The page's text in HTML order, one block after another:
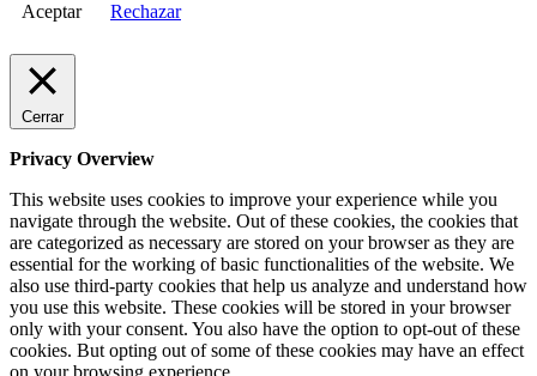
Aceptar Rechazar
Cerrar
Privacy Overview
This website uses cookies to improve your experience while you
navigate through the website. Out of these cookies, the cookies that
are categorized as necessary are stored on your browser as they are
essential for the working of basic functionalities of the website. We
also use third-party cookies that help us analyze and understand how
you use this website. These cookies will be stored in your browser
only with your consent. You also have the option to opt-out of these
cookies. But opting out of some of these cookies may have an effect